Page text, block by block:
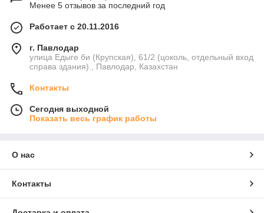
Менее 5 отзывов за последний год
Работает с 20.11.2016
г. Павлодар
улица Едыге би (Крупская), 61/2 (цоколь, отдельный вход
справа здания)., Павлодар, Казахстан
Контакты
Сегодня выходной
Показать весь график работы
О нас
Контакты